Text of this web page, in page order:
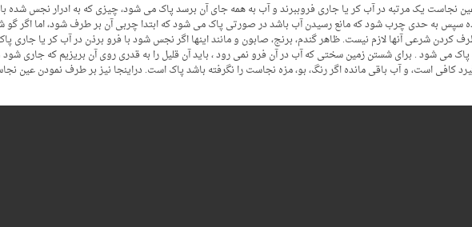
نجاست یک مرتبه در آب کر یا جاری فروببرند و آب به همه جای آن برسد پاک می شود، چیزی که به ادرار نجس
سپس به حدی چرب شود که مانع رسیدن آب باشد در صورتی پاک می شود که ابتدا چربی آن بر طرف شود، اما اگر گو
کردن شرعی آنها لازم نیست. ظاهر گندم، برنج، صابون و مانند اینها اگر نجس شود با فرو برذن در آب کر یا
می شود . برای شستن زمین سختی که آب در آن فرو نمی رود ، باید آن قلیل را به قدری روی آن بریزیم که
کافی است، و آب باقی مانده اگر رنگ، بو، مزه نجاست را نگرفته باشد پاک است. دراینجا نیز بر طرف نمودن عین